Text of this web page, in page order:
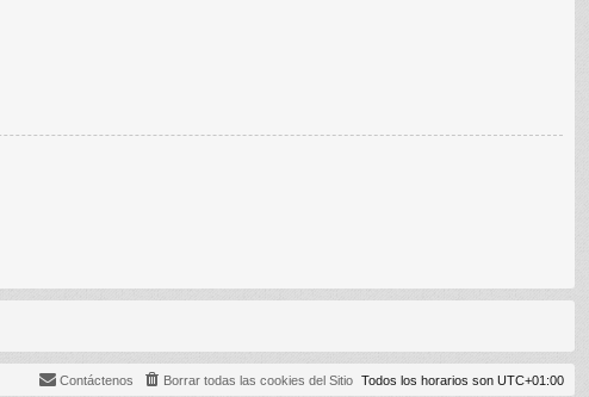
Todos los horarios son UTC+01:00
Borrar todas las cookies del Sitio
Contáctenos